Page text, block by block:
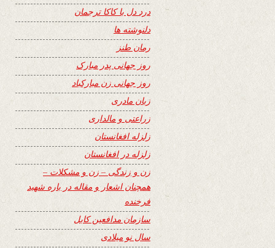
درد دل با کاکا ترجمان
دلنوشته ها
رمان طنز
روز جهانی پدر مبارک
روز جهانی زن مبارکباد
زبان مادری
زراعتی و مالداری
زلزله افغانستان
زلزله در افغانستان
زن و زندگی – زن و مشکلات –
همچنان اشعار و مقاله در باره شهید
فرخنده
سازمان مدافعین کابل
سال نو میلادی